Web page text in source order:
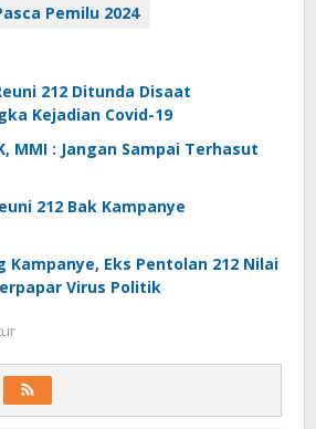
Pemilu 2024
212 Ditunda Disaat
Kejadian Covid-19
MMI : Jangan Sampai Terhasut
212 Bak Kampanye
Kampanye, Eks Pentolan 212 Nilai
Virus Politik